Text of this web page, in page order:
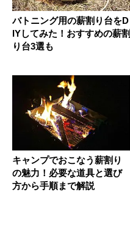
バトニング用の薪割り台をD
IYしてみた！おすすめの薪割
り台3選も
キャンプでおこなう薪割り
の魅力！必要な道具と選び
方から手順まで解説